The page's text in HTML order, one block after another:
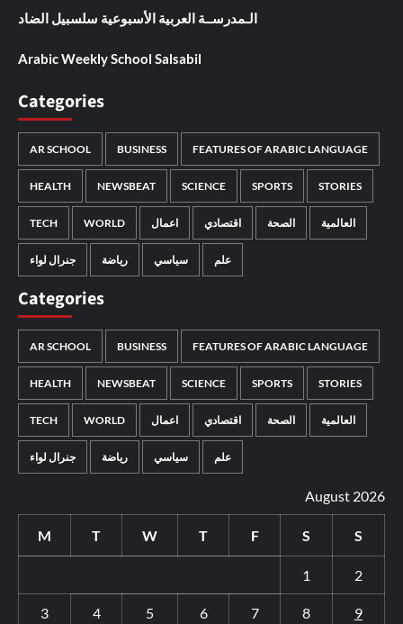
الـمدرســة العربية الأسبوعية سلسبيل الضاد
Arabic Weekly School Salsabil
Categories
AR SCHOOL BUSINESS FEATURES OF ARABIC LANGUAGE
HEALTH NEWSBEAT SCIENCE SPORTS STORIES
TECH WORLD اعمال اقتصادي الصحة العالمية
جنرال لواء رياضة سياسي علم
Categories
AR SCHOOL BUSINESS FEATURES OF ARABIC LANGUAGE
HEALTH NEWSBEAT SCIENCE SPORTS STORIES
TECH WORLD اعمال اقتصادي الصحة العالمية
جنرال لواء رياضة سياسي علم
August 2026
M T W T F S S
1 2
3 4 5 6 7 8 9